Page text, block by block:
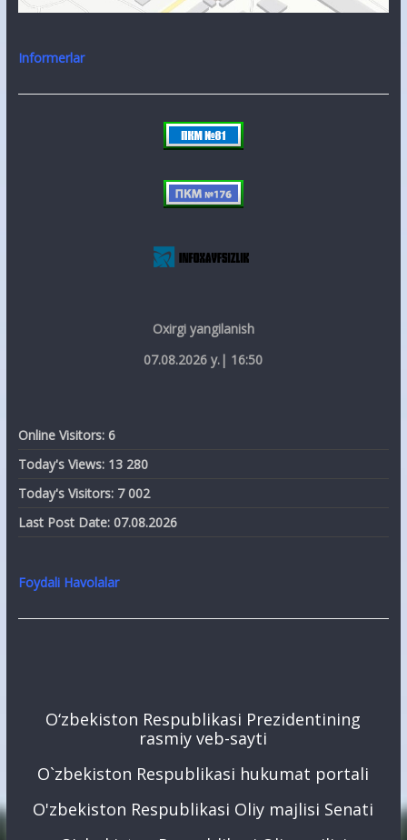
Informerlar
Oxirgi yangilanish
07.08.2026 y.| 16:50
Online Visitors: 6
Today's Views: 13 280
Today's Visitors: 7 002
Last Post Date: 07.08.2026
Foydali Havolalar
O`zbekiston Respublikasi hukumat portali
O'zbekiston Respublikasi Oliy majlisi Senati
O'zbekiston Respublikasi Oliy majlisi